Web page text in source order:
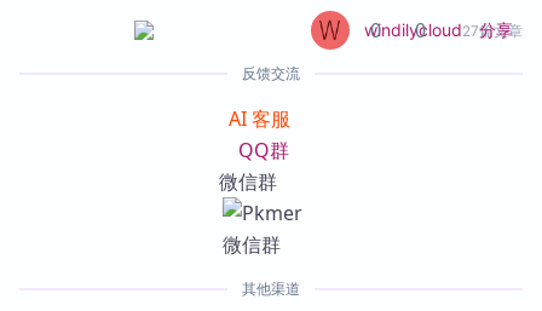
windilycloud27篇文章
0 0 分享
反馈交流
AI 客服
QQ群
微信群
其他渠道